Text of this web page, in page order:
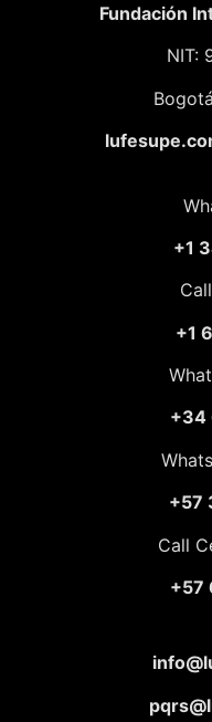
Fundación
NIT:
+1
+1
+34
+57
Call
+57